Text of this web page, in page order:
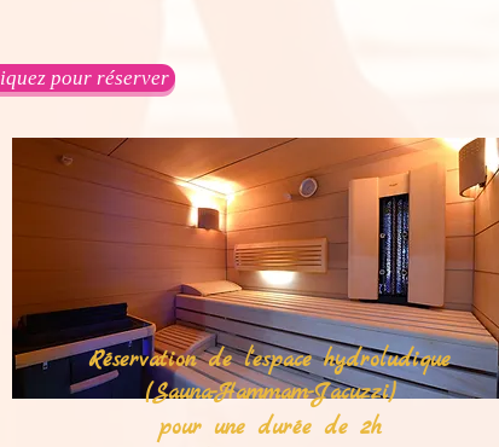
pour réserver
Réservation de l'espace hydroludique
(Sauna-Hammam-Jacuzzi)
pour une durée de 2h